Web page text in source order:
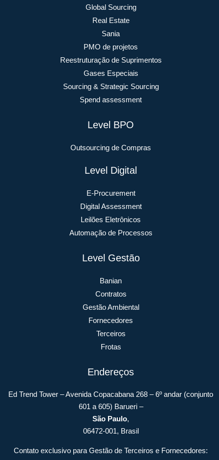
Global Sourcing
Real Estate
Sania
PMO de projetos
Reestruturação de Suprimentos
Gases Especiais
Sourcing & Strategic Sourcing
Spend assessment
Level BPO
Outsourcing de Compras
Level Digital
E-Procurement
Digital Assessment
Leilões Eletrônicos
Automação de Processos
Level Gestão
Banian
Contratos
Gestão Ambiental
Fornecedores
Terceiros
Frotas
Endereços
Ed Trend Tower – Avenida Copacabana 268 – 6º andar (conjunto
601 a 605) Barueri –
São Paulo,
06472-001, Brasil
Contato exclusivo para Gestão de Terceiros e Fornecedores: